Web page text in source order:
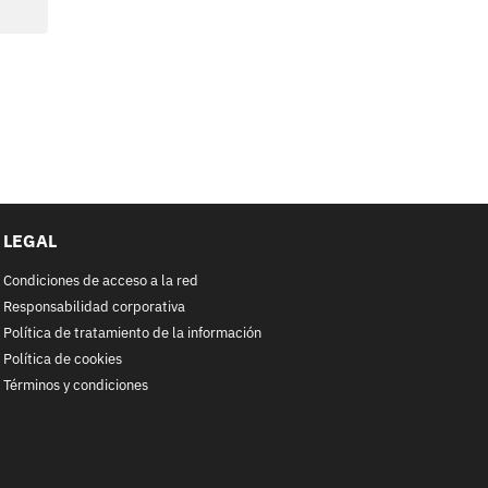
LEGAL
Condiciones de acceso a la red
Responsabilidad corporativa
Política de tratamiento de la información
Política de cookies
Términos y condiciones